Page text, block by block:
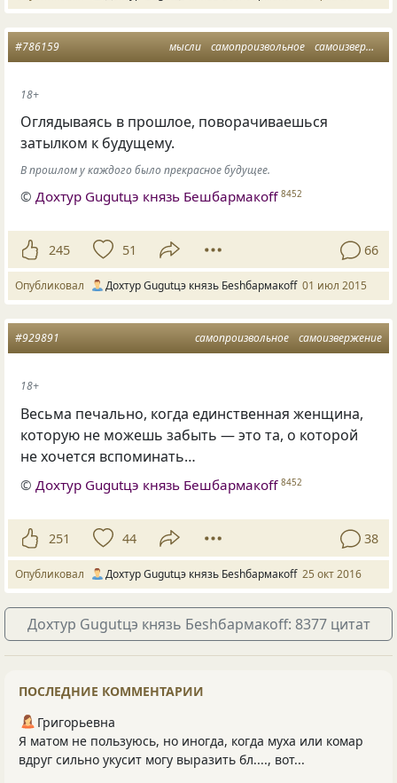
мысли самопроизвольное самоизвержение
#786159
18+
Оглядываясь в прошлое, поворачиваешься
затылком к будущему.
В прошлом у каждого было прекрасное будущее.
©Дохтур Gugutцэ князь Бешбармакоff 8452
245 51 66
Опубликовал Дохтур Gugutцэ князь Беshбармакоff 01 июл 2015
самопроизвольное самоизвержение
#929891
18+
Весьма печально, когда единственная женщина,
которую не можешь забыть — это та, о которой
не хочется вспоминать…
©Дохтур Gugutцэ князь Бешбармакоff 8452
251 44 38
Опубликовал Дохтур Gugutцэ князь Беshбармакоff 25 окт 2016
Дохтур Gugutцэ князь Беshбармакоff: 8377 цитат
ПОСЛЕДНИЕ КОММЕНТАРИИ
Григорьевна
Я матом не пользуюсь, но иногда, когда муха или комар
вдруг сильно укусит могу выразить бл...., вот...